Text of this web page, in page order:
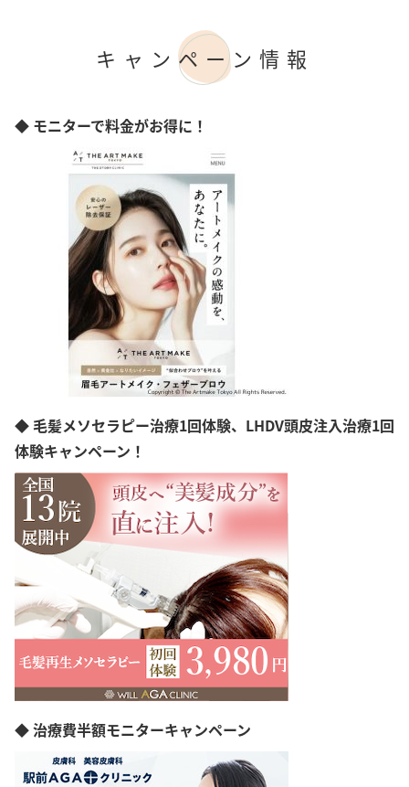
群馬県
京都府
大阪府
兵庫県
奈良県
和歌山県
島根県
岡山県
山口県
徳島県
香川県
愛媛県
福岡県
長崎県
熊本県
大分県
鹿児島県
アートメイク
キャンペーン情報
◆ モニターで料金がお得に！
◆ 毛髪メソセラピー治療1回体験、LHDV頭皮注入治療1回
体験キャンペーン！
◆ 治療費半額モニターキャンペーン